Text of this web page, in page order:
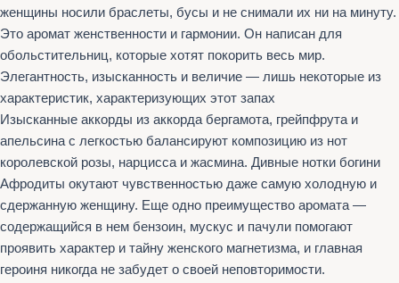
женщины носили браслеты, бусы и не снимали их ни на минуту.
Это аромат женственности и гармонии. Он написан для
обольстительниц, которые хотят покорить весь мир.
Элегантность, изысканность и величие — лишь некоторые из
характеристик, характеризующих этот запах
Изысканные аккорды из аккорда бергамота, грейпфрута и
апельсина с легкостью балансируют композицию из нот
королевской розы, нарцисса и жасмина. Дивные нотки богини
Афродиты окутают чувственностью даже самую холодную и
сдержанную женщину. Еще одно преимущество аромата —
содержащийся в нем бензоин, мускус и пачули помогают
проявить характер и тайну женского магнетизма, и главная
героиня никогда не забудет о своей неповторимости.